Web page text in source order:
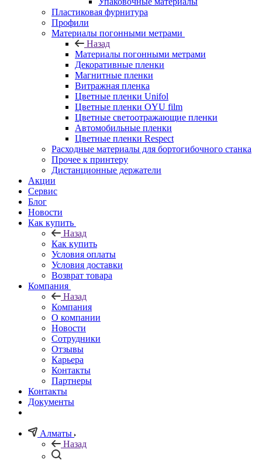
Пластиковая фурнитура
Профили
Материалы погонными метрами
Назад
Материалы погонными метрами
Декоративные пленки
Магнитные пленки
Витражная пленка
Цветные пленки Unifol
Цветные пленки OYU film
Цветные светоотражающие пленки
Автомобильные пленки
Цветные пленки Respect
Расходные материалы для бортогибочного станка
Прочее к принтеру
Дистанционные держатели
Акции
Сервис
Блог
Новости
Как купить
Назад
Как купить
Условия оплаты
Условия доставки
Возврат товара
Компания
Назад
Компания
О компании
Новости
Сотрудники
Отзывы
Карьера
Контакты
Партнеры
Контакты
Документы
Алматы
Назад